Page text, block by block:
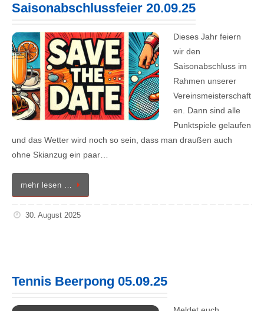
Saisonabschlussfeier 20.09.25
Dieses Jahr feiern
wir den
Saisonabschluss im
Rahmen unserer
Vereinsmeisterschaft
en. Dann sind alle
Punktspiele gelaufen
und das Wetter wird noch so sein, dass man draußen auch
ohne Skianzug ein paar…
mehr lesen …
30. August 2025
Tennis Beerpong 05.09.25